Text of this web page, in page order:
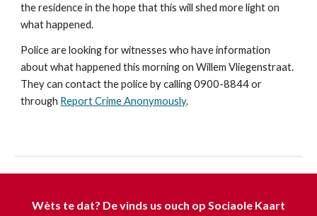
the residence in the hope that this will shed more light on
what happened.
Police are looking for witnesses who have information
about what happened this morning on Willem Vliegenstraat.
They can contact the police by calling 0900-8844 or
through Report Crime Anonymously.
Wèts te dat? De vinds us ouch op Sociaole Kaart